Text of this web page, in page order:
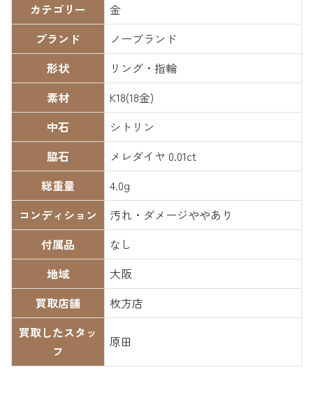
カテゴリー
金
ブランド
ノーブランド
形状
リング・指輪
素材
K18(18金)
中石
シトリン
脇石
メレダイヤ 0.01ct
総重量
4.0g
コンディション
汚れ・ダメージややあり
付属品
なし
地域
大阪
買取店舗
枚方店
買取したスタッ
フ
原田